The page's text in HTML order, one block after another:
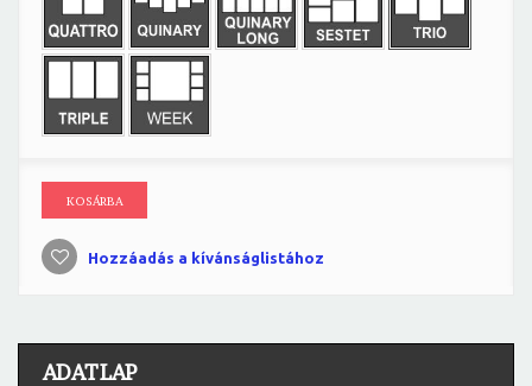
KOSÁRBA
Hozzáadás a kívánságlistához
ADATLAP